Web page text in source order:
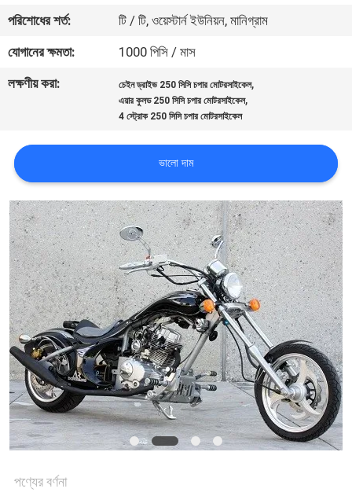
যোগাযোগ
করুন
উদ্ধৃতির
আবেদন
সাইট
ম্যাপ
গোপনীয়তা
নীতি
পরিশোধের শর্ত:
টি / টি, ওয়েস্টার্ন ইউনিয়ন, মানিগ্রাম
যোগানের ক্ষমতা:
1000 পিসি / মাস
লক্ষণীয় করা:
চেইন ড্রাইভ 250 সিসি চপার মোটরসাইকেল,
এয়ার কুলড 250 সিসি চপার মোটরসাইকেল,
4 স্ট্রোক 250 সিসি চপার মোটরসাইকেল
ভালো দাম
পণ্যের বর্ণনা